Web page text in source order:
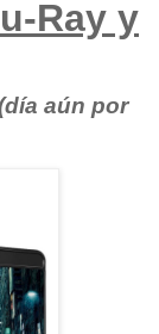
Ray y
aún por